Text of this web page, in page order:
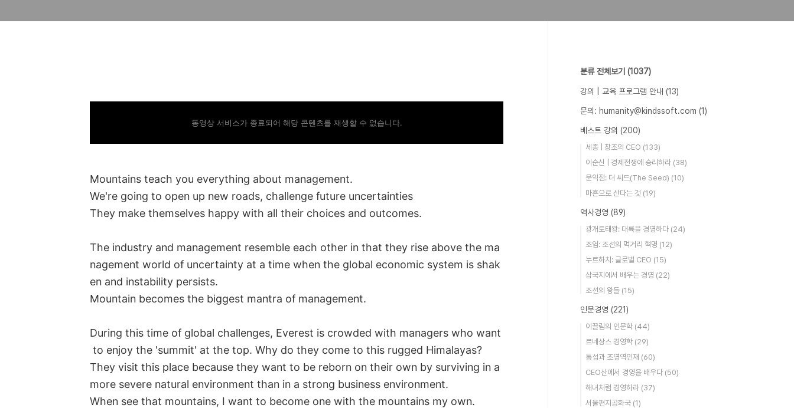
동영상 서비스가 종료되어 해당 콘텐츠를 재생할 수 없습니다.
Mountains teach you everything about management.
We're going to open up new roads, challenge future uncertainties
They make themselves happy with all their choices and outcomes.
The industry and management resemble each other in that they rise above the ma
nagement world of uncertainty at a time when the global economic system is shak
en and instability persists.
Mountain becomes the biggest mantra of management.
During this time of global challenges, Everest is crowded with managers who want
to enjoy the 'summit' at the top. Why do they come to this rugged Himalayas?
They visit this place because they want to be reborn on their own by surviving in a
more severe natural environment than in a strong business environment.
When see that mountains, I want to become one with the mountains my own.
분류 전체보기 (1037)
강의 | 교육 프로그램 안내 (13)
문의: humanity@kindssoft.com (1)
베스트 강의 (200)
세종 | 창조의 CEO (133)
이순신 | 경제전쟁에 승리하라 (38)
문익점: 더 씨드(The Seed) (10)
마흔으로 산다는 것 (19)
역사경영 (89)
광개토태왕: 대륙을 경영하다 (24)
조엄: 조선의 먹거리 혁명 (12)
누르하치: 글로벌 CEO (15)
삼국지에서 배우는 경영 (22)
조선의 왕들 (15)
인문경영 (221)
이끌림의 인문학 (44)
르네상스 경영학 (29)
통섭과 초영역인재 (60)
CEO산에서 경영을 배우다 (50)
해녀처럼 경영하라 (37)
서울편지공화국 (1)